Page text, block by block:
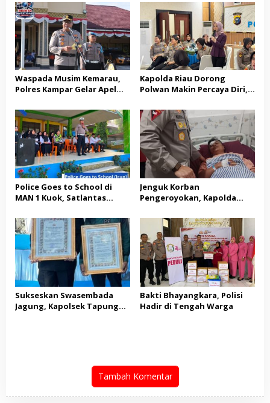
Waspada Musim Kemarau,
Polres Kampar Gelar Apel
Karhutla
Kapolda Riau Dorong
Polwan Makin Percaya Diri,
Public Speaking
Police Goes to School di
MAN 1 Kuok, Satlantas
Keselamatan Berlalu Lintas
dan Bagikan Helm SNI
Jenguk Korban
Pengeroyokan, Kapolda
Hukum dalam Kasus Ini
Sukseskan Swasembada
Jagung, Kapolsek Tapung
Bakti Bhayangkara, Polisi
Hadir di Tengah Warga
Tambah Komentar